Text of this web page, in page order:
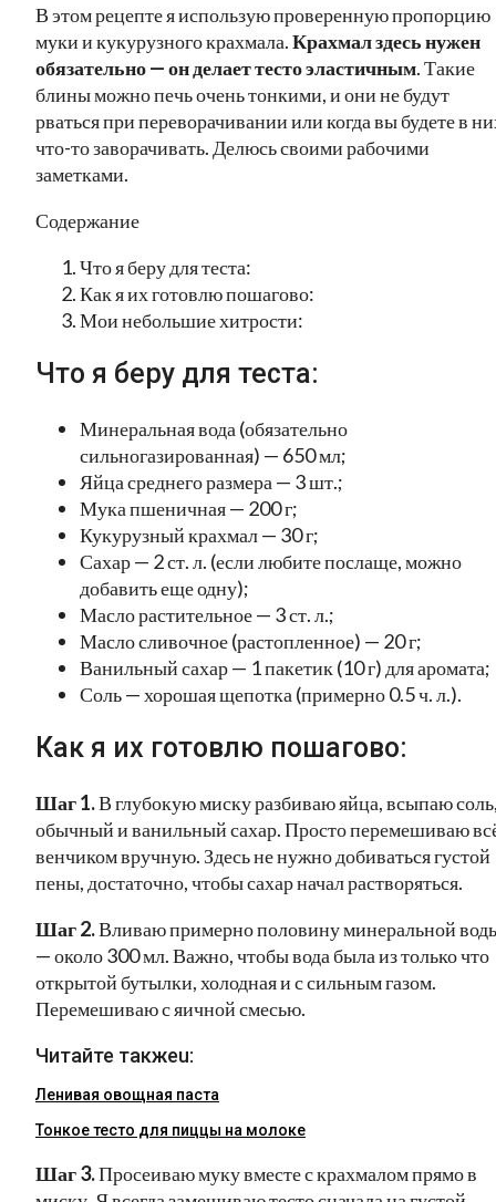
В этом рецепте я использую проверенную пропорцию
муки и кукурузного крахмала.Крахмал здесь нужен
обязательно — он делает тесто эластичным. Такие
блины можно печь очень тонкими, и они не будут
рваться при переворачивании или когда вы будете в
что-то заворачивать. Делюсь своими рабочими
заметками.
Содержание
Что я беру для теста:
Как я их готовлю пошагово:
Мои небольшие хитрости:
Что я беру для теста:
Минеральная вода (обязательно
сильногазированная) — 650 мл;
Яйца среднего размера — 3 шт.;
Мука пшеничная — 200 г;
Кукурузный крахмал — 30 г;
Сахар — 2 ст. л. (если любите послаще, можно
добавить еще одну);
Масло растительное — 3 ст. л.;
Масло сливочное (растопленное) — 20 г;
Ванильный сахар — 1 пакетик (10 г) для аромата;
Соль — хорошая щепотка (примерно 0.5 ч. л.).
Как я их готовлю пошагово:
Шаг 1.В глубокую миску разбиваю яйца, всыпаю
обычный и ванильный сахар. Просто перемешиваю
венчиком вручную. Здесь не нужно добиваться густой
пены, достаточно, чтобы сахар начал растворяться.
Шаг 2.Вливаю примерно половину минеральной
— около 300 мл. Важно, чтобы вода была из только что
открытой бутылки, холодная и с сильным газом.
Перемешиваю с яичной смесью.
Читайте такжеu:
Ленивая овощная паста
Тонкое тесто для пиццы на молоке
Шаг 3.Просеиваю муку вместе с крахмалом прямо в